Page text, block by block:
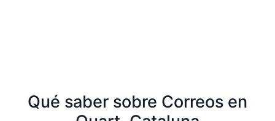
Qué saber sobre Correos en